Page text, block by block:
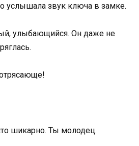
услышала звук ключа в замке.
улыбающийся. Он даже не
шикарно. Ты молодец.